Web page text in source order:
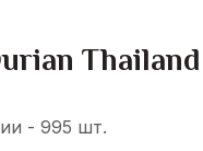
Thailand
- 995 шт.